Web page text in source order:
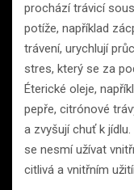
prochází trávicí
potíže, například
trávení, urychlují
stres, který se za
Éterické oleje,
pepře, citrónové
a zvyšují chuť k
se nesmí užívat
citlivá a vnitřním